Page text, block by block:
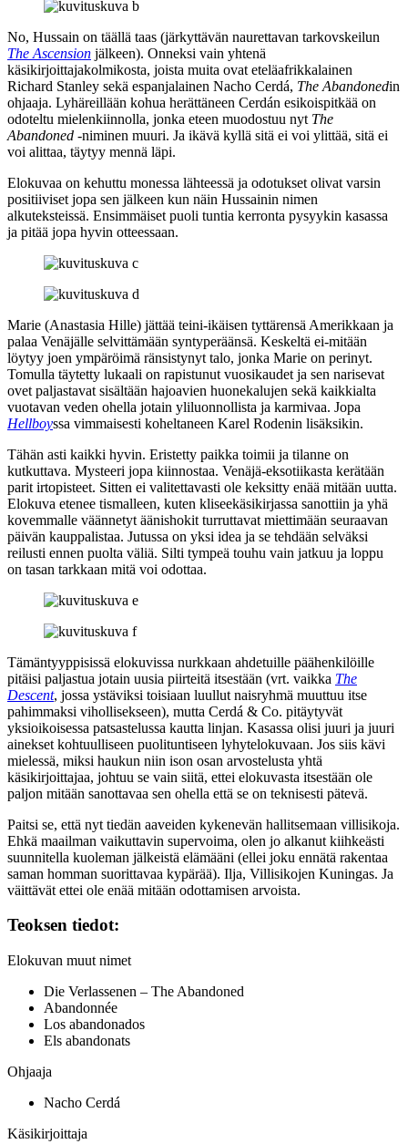
No, Hussain on täällä taas (järkyttävän naurettavan tarkovskeilun
The Ascension jälkeen). Onneksi vain yhtenä
käsikirjoittajakolmikosta, joista muita ovat eteläafrikkalainen
Richard Stanley sekä espanjalainen Nacho Cerdá, The Abandonedin
ohjaaja. Lyhäreillään kohua herättäneen Cerdán esikoispitkää on
odoteltu mielenkiinnolla, jonka eteen muodostuu nyt The
Abandoned ‑niminen muuri. Ja ikävä kyllä sitä ei voi ylittää, sitä ei
voi alittaa, täytyy mennä läpi.
Elokuvaa on kehuttu monessa lähteessä ja odotukset olivat varsin
positiiviset jopa sen jälkeen kun näin Hussainin nimen
alkuteksteissä. Ensimmäiset puoli tuntia kerronta pysyykin kasassa
ja pitää jopa hyvin otteessaan.
Marie (Anastasia Hille) jättää teini-ikäisen tyttärensä Amerikkaan ja
palaa Venäjälle selvittämään syntyperäänsä. Keskeltä ei‑mitään
löytyy joen ympäröimä ränsistynyt talo, jonka Marie on perinyt.
Tomulla täytetty lukaali on rapistunut vuosikaudet ja sen narisevat
ovet paljastavat sisältään hajoavien huonekalujen sekä kaikkialta
vuotavan veden ohella jotain yliluonnollista ja karmivaa. Jopa
Hellboyssa vimmaisesti koheltaneen Karel Rodenin lisäksikin.
Tähän asti kaikki hyvin. Eristetty paikka toimii ja tilanne on
kutkuttava. Mysteeri jopa kiinnostaa. Venäjä-eksotiikasta kerätään
parit irtopisteet. Sitten ei valitettavasti ole keksitty enää mitään uutta.
Elokuva etenee tismalleen, kuten kliseekäsikirjassa sanottiin ja yhä
kovemmalle väännetyt äänishokit turruttavat miettimään seuraavan
päivän kauppalistaa. Jutussa on yksi idea ja se tehdään selväksi
reilusti ennen puolta väliä. Silti tympeä touhu vain jatkuu ja loppu
on tasan tarkkaan mitä voi odottaa.
Tämäntyyppisissä elokuvissa nurkkaan ahdetuille päähenkilöille
pitäisi paljastua jotain uusia piirteitä itsestään (vrt. vaikka The
Descent, jossa ystäviksi toisiaan luullut naisryhmä muuttuu itse
pahimmaksi vihollisekseen), mutta Cerdá & Co. pitäytyvät
yksioikoisessa patsastelussa kautta linjan. Kasassa olisi juuri ja juuri
ainekset kohtuulliseen puolituntiseen lyhytelokuvaan. Jos siis kävi
mielessä, miksi haukun niin ison osan arvostelusta yhtä
käsikirjoittajaa, johtuu se vain siitä, ettei elokuvasta itsestään ole
paljon mitään sanottavaa sen ohella että se on teknisesti pätevä.
Paitsi se, että nyt tiedän aaveiden kykenevän hallitsemaan villisikoja.
Ehkä maailman vaikuttavin supervoima, olen jo alkanut kiihkeästi
suunnitella kuoleman jälkeistä elämääni (ellei joku ennätä rakentaa
saman homman suorittavaa kypärää). Ilja, Villisikojen Kuningas. Ja
väittävät ettei ole enää mitään odottamisen arvoista.
Teoksen tiedot:
Elokuvan muut nimet
Die Verlassenen – The Abandoned
Abandonnée
Los abandonados
Els abandonats
Ohjaaja
Nacho Cerdá
Käsikirjoittaja